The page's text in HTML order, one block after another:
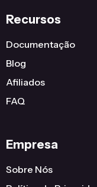
Recursos
Documentação
Blog
Afiliados
FAQ
Empresa
Sobre Nós